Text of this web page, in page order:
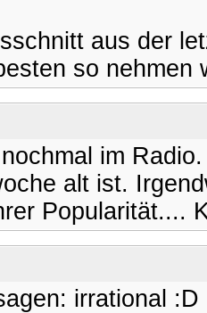
aus der
so
im
alt ist.
Popularität....
irrational :D